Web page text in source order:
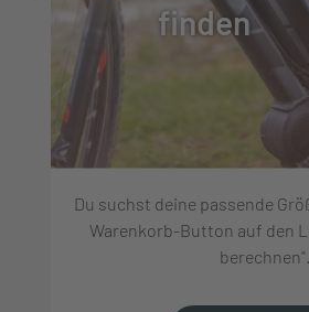
finden
Du suchst deine passende
Warenkorb-Button auf den
berechnen".